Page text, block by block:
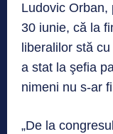
Ludovic Orban,
30 iunie, că la
liberalilor stă
a stat la şefia
nimeni nu s-ar
„De la